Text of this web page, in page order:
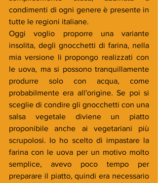
condimenti di ogni genere è presente in
tutte le regioni italiane.
Oggi voglio proporre una variante
insolita, degli gnocchetti di farina, nella
mia versione li propongo realizzati con
le uova, ma si possono tranquillamente
produrre solo con acqua, come
probabilmente era all'origine. Se poi si
sceglie di condire gli gnocchetti con una
salsa vegetale diviene un piatto
proponibile anche ai vegetariani più
scrupolosi. Io ho scelto di impastare la
farina con le uova per un motivo molto
semplice, avevo poco tempo per
preparare il piatto, quindi era necessario